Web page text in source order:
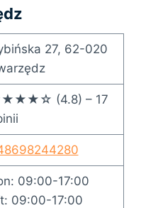
27, 62-020
(4.8) – 17
09:00-17:00
09:00-17:00